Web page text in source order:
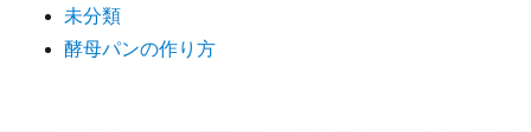
未分類
酵母パンの作り方